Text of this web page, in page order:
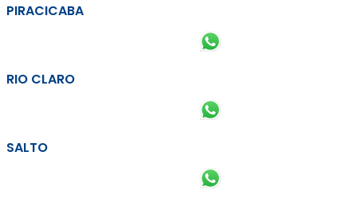
PIRACICABA
RIO CLARO
SALTO